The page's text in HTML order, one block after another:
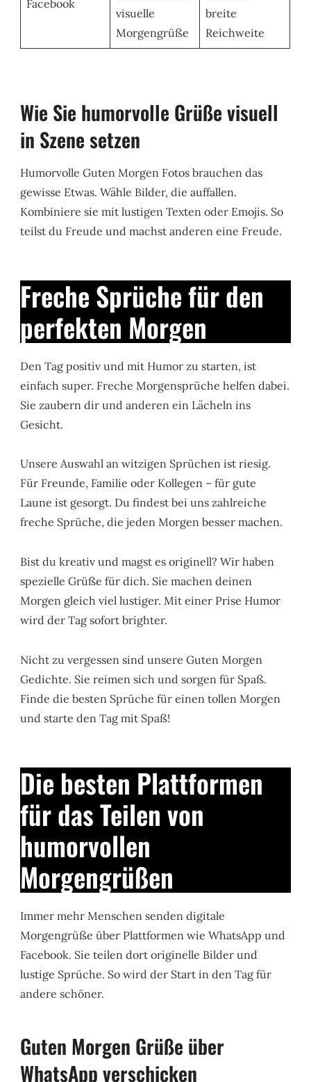
Facebook
visuelle
Morgengrüße
breite
Reichweite
Wie Sie humorvolle Grüße visuell
in Szene setzen
Humorvolle Guten Morgen Fotos brauchen das
gewisse Etwas. Wähle Bilder, die auffallen.
Kombiniere sie mit lustigen Texten oder Emojis. So
teilst du Freude und machst anderen eine Freude.
Freche Sprüche für den
perfekten Morgen
Den Tag positiv und mit Humor zu starten, ist
einfach super. Freche Morgensprüche helfen dabei.
Sie zaubern dir und anderen ein Lächeln ins
Gesicht.
Unsere Auswahl an witzigen Sprüchen ist riesig.
Für Freunde, Familie oder Kollegen – für gute
Laune ist gesorgt. Du findest bei uns zahlreiche
freche Sprüche, die jeden Morgen besser machen.
Bist du kreativ und magst es originell? Wir haben
spezielle Grüße für dich. Sie machen deinen
Morgen gleich viel lustiger. Mit einer Prise Humor
wird der Tag sofort brighter.
Nicht zu vergessen sind unsere Guten Morgen
Gedichte. Sie reimen sich und sorgen für Spaß.
Finde die besten Sprüche für einen tollen Morgen
und starte den Tag mit Spaß!
Die besten Plattformen
für das Teilen von
humorvollen
Morgengrüßen
Immer mehr Menschen senden digitale
Morgengrüße über Plattformen wie WhatsApp und
Facebook. Sie teilen dort originelle Bilder und
lustige Sprüche. So wird der Start in den Tag für
andere schöner.
Guten Morgen Grüße über
WhatsApp verschicken